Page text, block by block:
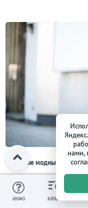
Самые модные платья
Мы продолжаем
И
ИНФО КАТАЛОГ
нами,